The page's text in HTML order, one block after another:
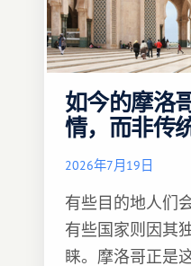
如今的摩洛
情，而非传
2026年7月19日
有些目的地人们
有些国家则因其
睐。摩洛哥正是